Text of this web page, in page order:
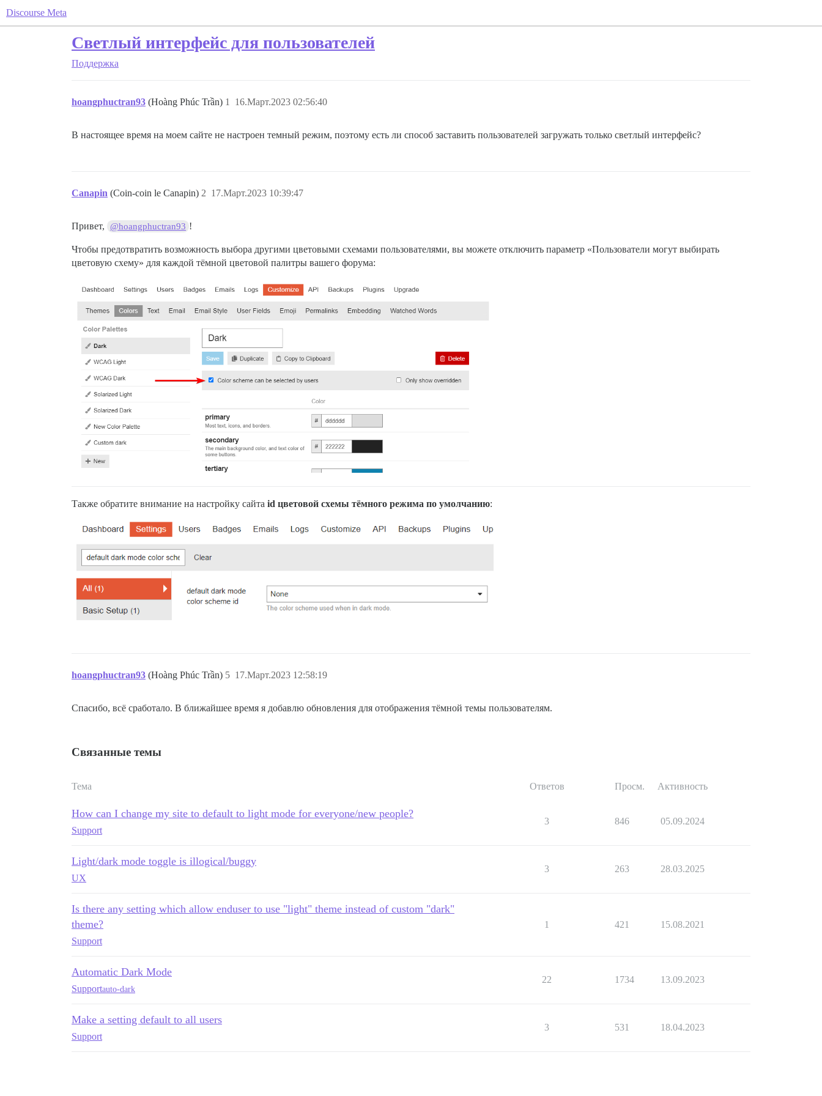
Discourse Meta
Светлый интерфейс для пользователей
Поддержка
hoangphuctran93 (Hoàng Phúc Trần) 16.Март.2023 02:56:40
1
В настоящее время на моем сайте не настроен темный режим, поэтому есть ли способ заставить пользователей загружать только светлый интерфейс?
Canapin (Coin-coin le Canapin) 17.Март.2023 10:39:47
2
Привет, @hoangphuctran93 !
Чтобы предотвратить возможность выбора другими цветовыми схемами пользователями, вы можете отключить параметр «Пользователи могут выбирать
цветовую схему» для каждой тёмной цветовой палитры вашего форума:
Также обратите внимание на настройку сайта id цветовой схемы тёмного режима по умолчанию:
hoangphuctran93 (Hoàng Phúc Trần) 17.Март.2023 12:58:19
5
Спасибо, всё сработало. В ближайшее время я добавлю обновления для отображения тёмной темы пользователям.
Связанные темы
Тема Ответов Просм. Активность
How can I change my site to default to light mode for everyone/new people?
Support
3 846 05.09.2024
Light/dark mode toggle is illogical/buggy
UX
3 263 28.03.2025
Is there any setting which allow enduser to use "light" theme instead of custom "dark"
theme?
Support
1 421 15.08.2021
Automatic Dark Mode
Supportauto-dark
22 1734 13.09.2023
Make a setting default to all users
Support
3 531 18.04.2023